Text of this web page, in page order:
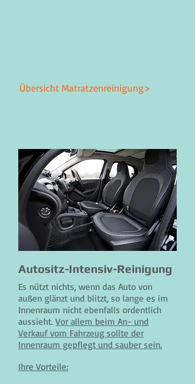
Übersicht Matratzenreinigung>
Autositz-Intensiv-Reinigung
Es nützt nichts, wenn das Auto von
außen glänzt und blitzt, so lange es im
Innenraum nicht ebenfalls ordentlich
aussieht. Vor allem beim An- und
Verkauf vom Fahrzeug sollte der
Innenraum gepflegt und sauber sein.
Ihre Vorteile: